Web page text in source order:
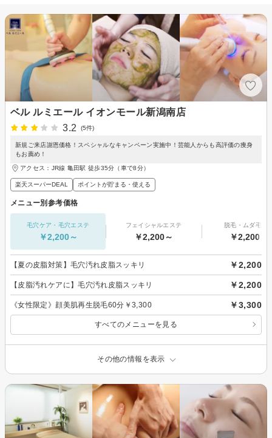
ベル ルミエール イオンモール新潟南店
3.2
(5件)
新規ご来店謝恩価格！スペシャルなキャンペーン実施中！芸能人からも高評価の痩身
もお薦め！
アクセス：JR線 亀田駅 徒歩35分（車で8分）
楽天スーパーDEAL ポイントが貯まる・使える
メニュー別参考価格
毛穴ケア・毛穴エステ
￥2,200～
フェイシャルエステ
￥2,200～
脱毛・ムダ毛処
￥2,200～
【夏の皮脂対策】毛穴汚れ皮脂スッキリ ￥2,200
【皮脂汚れケアに】毛穴汚れ皮脂スッキリ ￥2,200
《女性限定》顔美肌再生脱毛60分￥3,300 ￥3,300
すべてのメニューを見る
その他の情報を表示